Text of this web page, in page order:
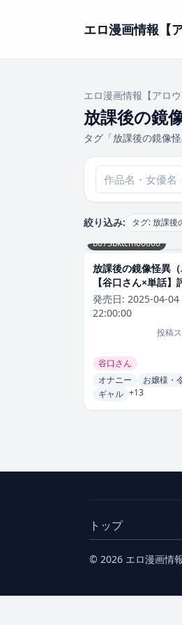
エロ漫画情報【
エロ漫画情報【アロウ
放課後の鏡
タグ「放課後の鏡像
絞り込み: タグ: 放課後
b073bktcm06666
放課後の鏡像怪異（
【谷口さん×単話】
5.00
発売日: 2025-04-04
22:00:00
投稿
谷口さん
オナニー
お嬢様・
ギャル +13
トップ
© 2026 エロ漫画情